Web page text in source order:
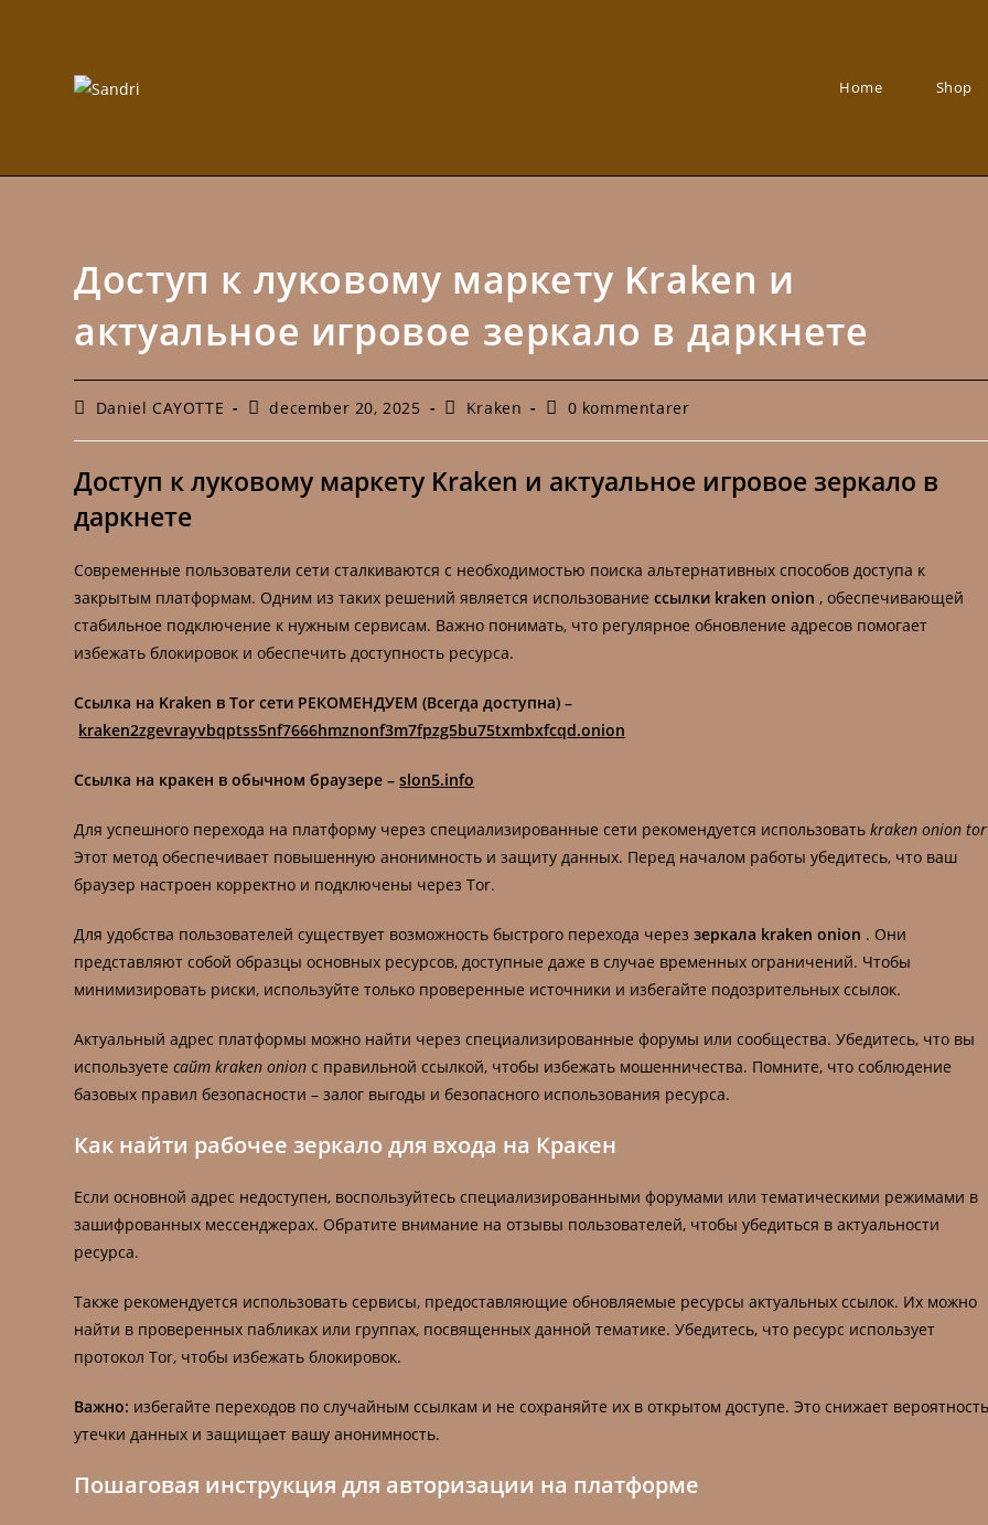
Home Shop
Доступ к луковому маркету Kraken и
актуальное игровое зеркало в даркнете
Inläggsförfattare:
Daniel CAYOTTE
Inlägget
december 20, 2025 Inläggskategori:
Kraken
Kommentarer
inlägget:
0 kommentarer
Доступ к луковому маркету Kraken и актуальное игровое зеркало в
даркнете
Современные пользователи сети сталкиваются с необходимостью поиска альтернативных способов доступа к
закрытым платформам. Одним из таких решений является использованиессылки kraken onion , обеспечивающей
стабильное подключение к нужным сервисам. Важно понимать, что регулярное обновление адресов помогает
избежать блокировок и обеспечить доступность ресурса.
Ссылка на Kraken в Tor сети РЕКОМЕНДУЕМ (Всегда доступна) –
kraken2zgevrayvbqptss5nf7666hmznonf3m7fpzg5bu75txmbxfcqd.onion
Ссылка на кракен в обычном браузере – slon5.info
Для успешного перехода на платформу через специализированные сети рекомендуется использоватьkraken onion tor
Этот метод обеспечивает повышенную анонимность и защиту данных. Перед началом работы убедитесь, что ваш
браузер настроен корректно и подключены через Tor.
Для удобства пользователей существует возможность быстрого перехода череззеркала kraken onion . Они
представляют собой образцы основных ресурсов, доступные даже в случае временных ограничений. Чтобы
минимизировать риски, используйте только проверенные источники и избегайте подозрительных ссылок.
Актуальный адрес платформы можно найти через специализированные форумы или сообщества. Убедитесь, что вы
используетесайт kraken onion с правильной ссылкой, чтобы избежать мошенничества. Помните, что соблюдение
базовых правил безопасности – залог выгоды и безопасного использования ресурса.
Как найти рабочее зеркало для входа на Кракен
Если основной адрес недоступен, воспользуйтесь специализированными форумами или тематическими режимами в
зашифрованных мессенджерах. Обратите внимание на отзывы пользователей, чтобы убедиться в актуальности
ресурса.
Также рекомендуется использовать сервисы, предоставляющие обновляемые ресурсы актуальных ссылок. Их можно
найти в проверенных пабликах или группах, посвященных данной тематике. Убедитесь, что ресурс использует
протокол Tor, чтобы избежать блокировок.
Важно: избегайте переходов по случайным ссылкам и не сохраняйте их в открытом доступе. Это снижает
утечки данных и защищает вашу анонимность.
Пошаговая инструкция для авторизации на платформе